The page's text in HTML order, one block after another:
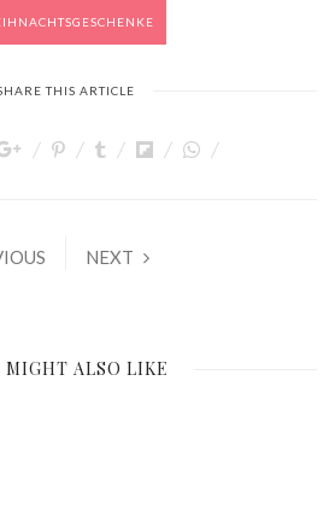
THIS ARTICLE
NEXT
MIGHT ALSO LIKE